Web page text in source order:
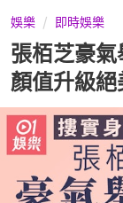
娛樂 即時娛樂
張栢芝豪
顏值升級